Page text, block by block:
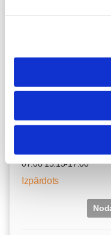
Dzemdību
06.08 18:00-20:00
Topošo un jauno
skaistumkopšanas
07.08 15:15-17:00
Izpārdots